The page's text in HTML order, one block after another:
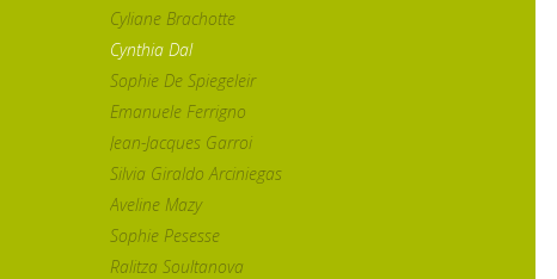
Cyliane Brachotte
Cynthia Dal
Sophie De Spiegeleir
Emanuele Ferrigno
Jean-Jacques Garroi
Silvia Giraldo Arciniegas
Aveline Mazy
Sophie Pesesse
Ralitza Soultanova